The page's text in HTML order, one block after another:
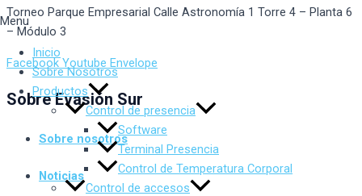
Menu
Inicio
Sobre Nosotros
Productos
Control de presencia
Software
Terminal Presencia
Control de Temperatura Corporal
Control de accesos
Torneo Parque Empresarial Calle Astronomía 1 Torre 4 – Planta 6
– Módulo 3
Facebook Youtube Envelope
Sobre Evasión Sur
Sobre nosotros
Noticias